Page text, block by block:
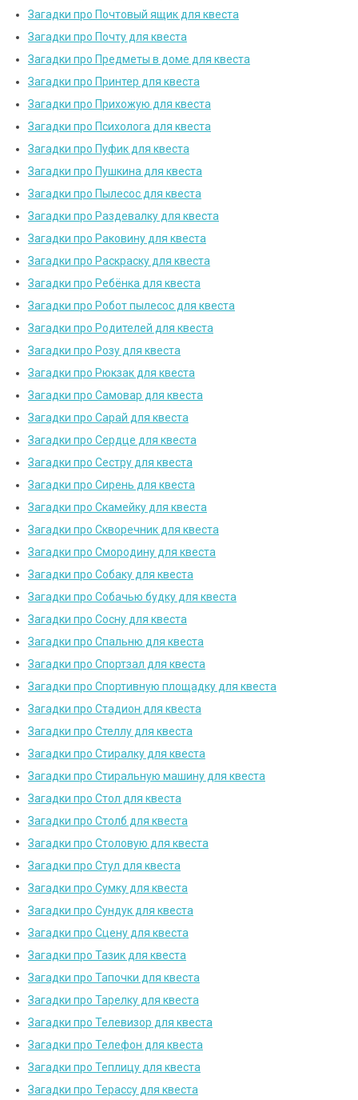
Загадки про Почтовый ящик для квеста
Загадки про Почту для квеста
Загадки про Предметы в доме для квеста
Загадки про Принтер для квеста
Загадки про Прихожую для квеста
Загадки про Психолога для квеста
Загадки про Пуфик для квеста
Загадки про Пушкина для квеста
Загадки про Пылесос для квеста
Загадки про Раздевалку для квеста
Загадки про Раковину для квеста
Загадки про Раскраску для квеста
Загадки про Ребёнка для квеста
Загадки про Робот пылесос для квеста
Загадки про Родителей для квеста
Загадки про Розу для квеста
Загадки про Рюкзак для квеста
Загадки про Самовар для квеста
Загадки про Сарай для квеста
Загадки про Сердце для квеста
Загадки про Сестру для квеста
Загадки про Сирень для квеста
Загадки про Скамейку для квеста
Загадки про Скворечник для квеста
Загадки про Смородину для квеста
Загадки про Собаку для квеста
Загадки про Собачью будку для квеста
Загадки про Сосну для квеста
Загадки про Спальню для квеста
Загадки про Спортзал для квеста
Загадки про Спортивную площадку для квеста
Загадки про Стадион для квеста
Загадки про Стеллу для квеста
Загадки про Стиралку для квеста
Загадки про Стиральную машину для квеста
Загадки про Стол для квеста
Загадки про Столб для квеста
Загадки про Столовую для квеста
Загадки про Стул для квеста
Загадки про Сумку для квеста
Загадки про Сундук для квеста
Загадки про Сцену для квеста
Загадки про Тазик для квеста
Загадки про Тапочки для квеста
Загадки про Тарелку для квеста
Загадки про Телевизор для квеста
Загадки про Телефон для квеста
Загадки про Теплицу для квеста
Загадки про Терассу для квеста